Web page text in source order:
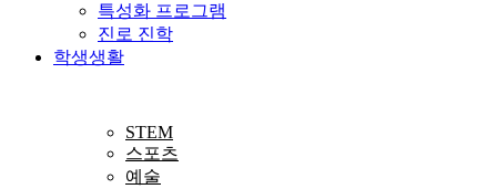
특성화 프로그램
진로 진학
학생생활
STEM
스포츠
예술